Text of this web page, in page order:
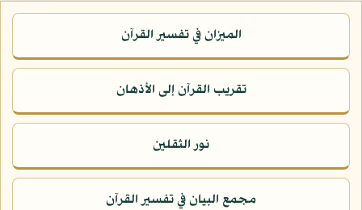
الميزان في تفسير القرآن
تقريب القرآن إلى الأذهان
نور الثقلين
مجمع البيان في تفسير القرآن